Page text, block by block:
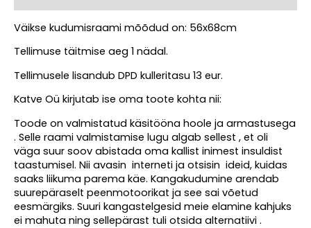
Väikse kudumisraami mõõdud on: 56x68cm
Tellimuse täitmise aeg 1 nädal.
Tellimusele lisandub DPD kulleritasu 13 eur.
Katve Oü kirjutab ise oma toote kohta nii:
Toode on valmistatud käsitööna hoole ja armastusega
. Selle raami valmistamise lugu algab sellest , et oli
väga suur soov abistada oma kallist inimest insuldist
taastumisel. Nii avasin interneti ja otsisin ideid, kuidas
saaks liikuma parema käe. Kangakudumine arendab
suurepäraselt peenmotoorikat ja see sai võetud
eesmärgiks. Suuri kangastelgesid meie elamine kahjuks
ei mahuta ning sellepärast tuli otsida alternatiivi .